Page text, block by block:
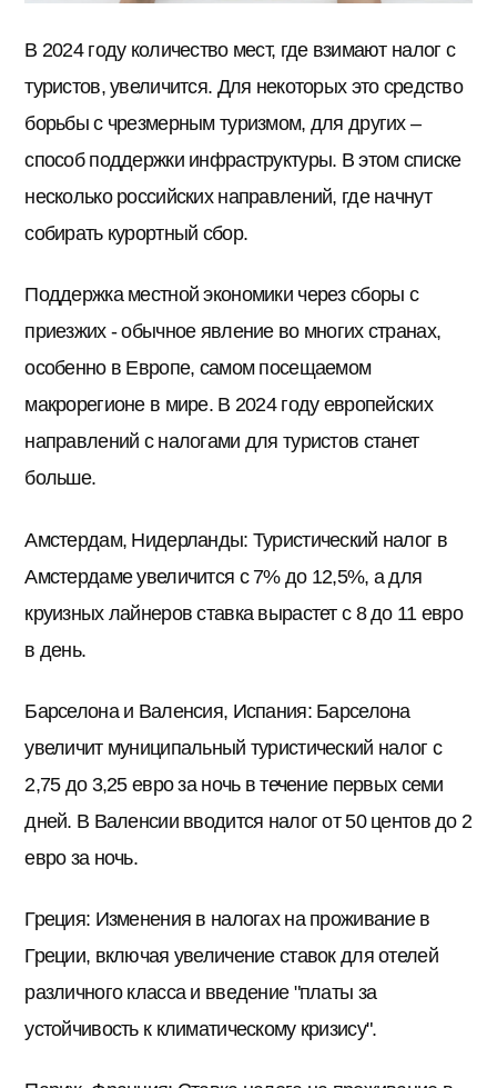
В 2024 году количество мест, где взимают налог с
туристов, увеличится. Для некоторых это средство
борьбы с чрезмерным туризмом, для других –
способ поддержки инфраструктуры. В этом списке
несколько российских направлений, где начнут
собирать курортный сбор.
Поддержка местной экономики через сборы с
приезжих - обычное явление во многих странах,
особенно в Европе, самом посещаемом
макрорегионе в мире. В 2024 году европейских
направлений с налогами для туристов станет
больше.
Амстердам, Нидерланды: Туристический налог в
Амстердаме увеличится с 7% до 12,5%, а для
круизных лайнеров ставка вырастет с 8 до 11 евро
в день.
Барселона и Валенсия, Испания: Барселона
увеличит муниципальный туристический налог с
2,75 до 3,25 евро за ночь в течение первых семи
дней. В Валенсии вводится налог от 50 центов до 2
евро за ночь.
Греция: Изменения в налогах на проживание в
Греции, включая увеличение ставок для отелей
различного класса и введение "платы за
устойчивость к климатическому кризису".